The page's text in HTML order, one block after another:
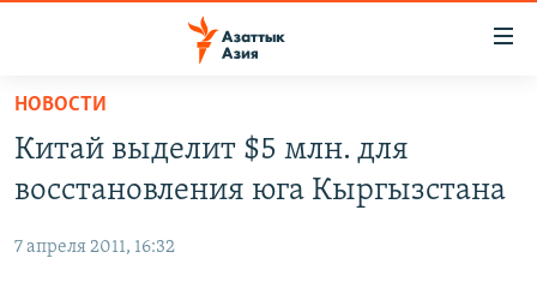
Вернуться
основному
содержанию
УЗБЕКИСТАН
НА ДРУГИХ ЯЗЫКАХ
НОВОСТИ
Китай выделит $5 млн. для
восстановления юга Кыргызстана
7 апреля 2011, 16:32